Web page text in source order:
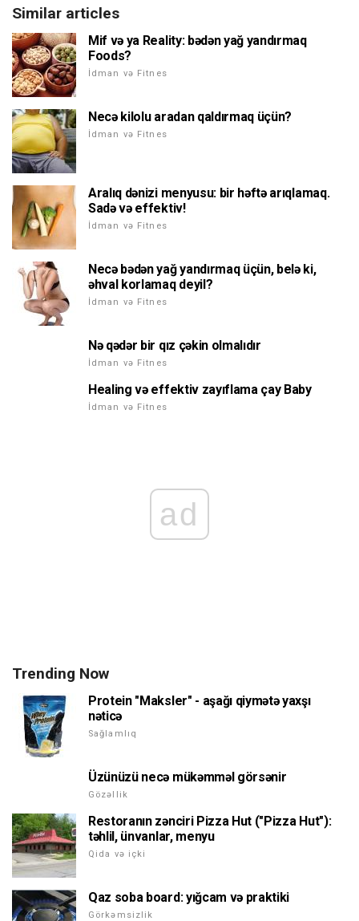
Similar articles
Mif və ya Reality: bədən yağ yandırmaq
Foods?
İdman və Fitnes
Necə kilolu aradan qaldırmaq üçün?
İdman və Fitnes
Aralıq dənizi menyusu: bir həftə arıqlamaq.
Sadə və effektiv!
İdman və Fitnes
Necə bədən yağ yandırmaq üçün, belə ki,
əhval korlamaq deyil?
İdman və Fitnes
Nə qədər bir qız çəkin olmalıdır
İdman və Fitnes
Healing və effektiv zayıflama çay Baby
İdman və Fitnes
ad
Trending Now
Protein "Maksler" - aşağı qiymətə yaxşı
nəticə
Sağlamlıq
Üzünüzü necə mükəmməl görsənir
Gözəllik
Restoranın zənciri Pizza Hut ("Pizza Hut"):
təhlil, ünvanlar, menyu
Qida və içki
Qaz soba board: yığcam və praktiki
Görkəmsizlik